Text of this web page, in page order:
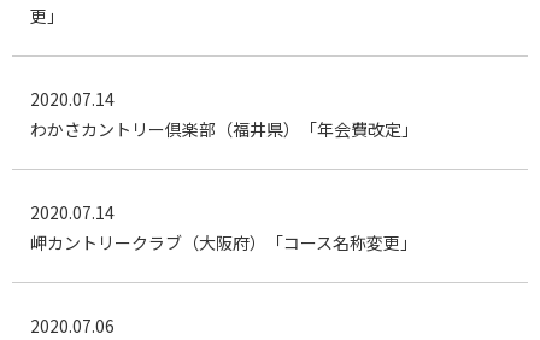
更」
2020.07.14
わかさカントリー倶楽部（福井県）「年会費改定」
2020.07.14
岬カントリークラブ（大阪府）「コース名称変更」
2020.07.06